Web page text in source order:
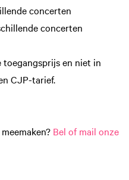
concerten
concerten
en niet in
CJP-tarief.
Bel of mail onze